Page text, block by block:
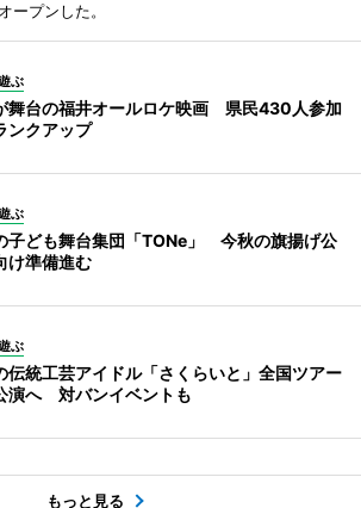
ープンした。
ぶ
舞台の福井オールロケ映画 県民430人参加
ンクアップ
ぶ
子ども舞台集団「TONe」 今秋の旗揚げ公
け準備進む
ぶ
伝統工芸アイドル「さくらいと」全国ツアー
演へ 対バンイベントも
もっと見る